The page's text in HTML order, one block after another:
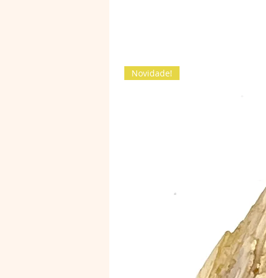
Novidade!